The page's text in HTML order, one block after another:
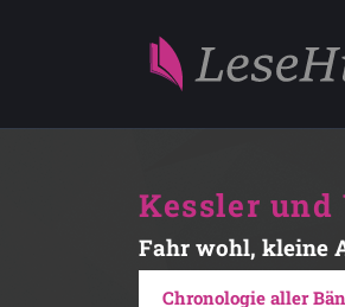
Kessler und
Fahr wohl, kleine
Chronologie aller